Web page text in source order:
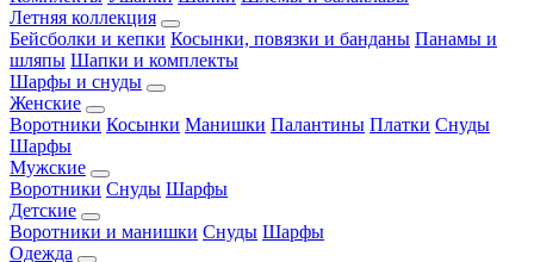
Летняя коллекция
Бейсболки и кепки Косынки, повязки и банданы Панамы и
шляпы Шапки и комплекты
Шарфы и снуды
Женские
Воротники Косынки Манишки Палантины Платки Снуды
Шарфы
Мужские
Воротники Снуды Шарфы
Детские
Воротники и манишки Снуды Шарфы
Одежда